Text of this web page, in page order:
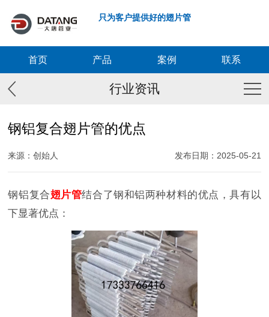
只为客户提供好的翅片管
首页 产品 案例 联系
行业资讯
钢铝复合翅片管的优点
来源：创始人 发布日期：2025-05-21
钢铝复合翅片管结合了钢和铝两种材料的优点，具有以
下显著优点：